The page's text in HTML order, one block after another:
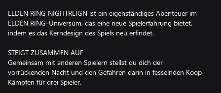
ELDEN RING NIGHTREIGN ist ein eigenständiges Abenteuer im
ELDEN RING-Universum, das eine neue Spielerfahrung bietet,
indem es das Kerndesign des Spiels neu erfindet.
STEIGT ZUSAMMEN AUF
Gemeinsam mit anderen Spielern stellst du dich der
vorrückenden Nacht und den Gefahren darin in fesselnden Koop-
Kämpfen für drei Spieler.